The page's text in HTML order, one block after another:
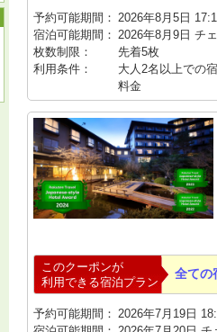
予約可能期間： 2026年8月5日
宿泊可能期間： 2026年8月9日 チ
枚数制限：
先着5枚
利用条件：
大人2名以上での
料金
このクーポンが
利用できる宿泊プラン
全ての
予約可能期間： 2026年7月19日